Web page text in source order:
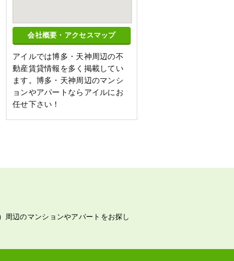
会社概要・アクセスマップ
アイルでは博多・天神周辺の不
動産賃貸情報を多く掲載してい
ます。博多・天神周辺のマンシ
ョンやアパートならアイルにお
任せ下さい！
辺のマンションやアパートをお探し